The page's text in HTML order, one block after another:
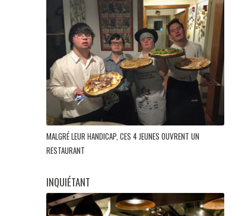
MALGRÉ LEUR HANDICAP, CES 4 JEUNES OUVRENT UN
RESTAURANT
INQUIÉTANT